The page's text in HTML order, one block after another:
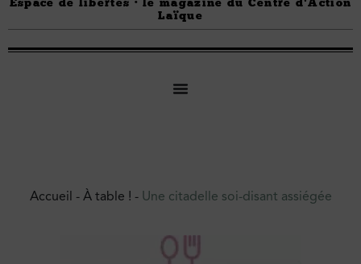
Laïque
Accueil - À table ! - Une citadelle soi-disant assiégée